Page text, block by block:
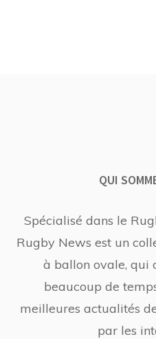
QUI
Spécialisé dans le
Rugby News est un
à ballon ovale, qui
beaucoup de
meilleures actualités
par les